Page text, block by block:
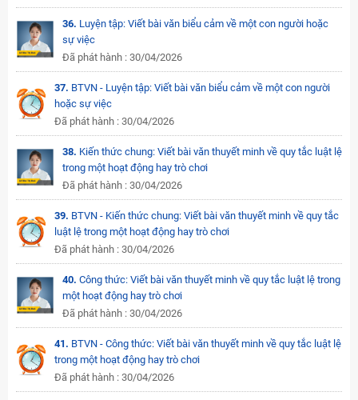
36. Luyện tập: Viết bài văn biểu cảm về một con người hoặc
sự việc
Đã phát hành : 30/04/2026
37. BTVN - Luyện tập: Viết bài văn biểu cảm về một con người
hoặc sự việc
Đã phát hành : 30/04/2026
38. Kiến thức chung: Viết bài văn thuyết minh về quy tắc luật lệ
trong một hoạt động hay trò chơi
Đã phát hành : 30/04/2026
39. BTVN - Kiến thức chung: Viết bài văn thuyết minh về quy tắc
luật lệ trong một hoạt động hay trò chơi
Đã phát hành : 30/04/2026
40. Công thức: Viết bài văn thuyết minh về quy tắc luật lệ trong
một hoạt động hay trò chơi
Đã phát hành : 30/04/2026
41. BTVN - Công thức: Viết bài văn thuyết minh về quy tắc luật lệ
trong một hoạt động hay trò chơi
Đã phát hành : 30/04/2026